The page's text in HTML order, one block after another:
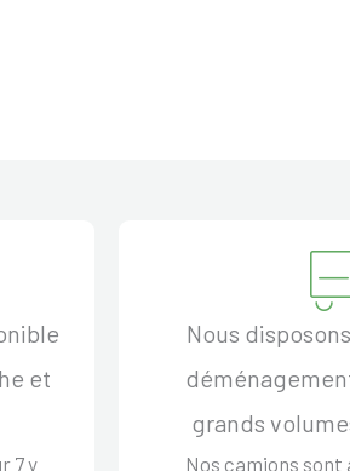
et
7 y
Nous
grands
Nos camions sont